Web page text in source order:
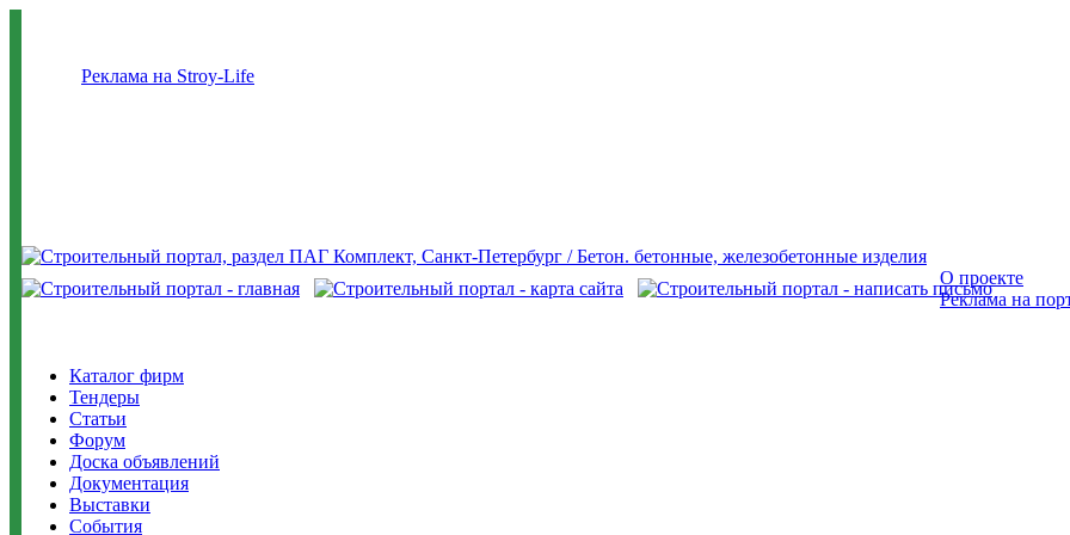
Реклама на Stroy-Life
О проекте
Реклама на
Каталог фирм
Тендеры
Статьи
Форум
Доска объявлений
Документация
Выставки
События